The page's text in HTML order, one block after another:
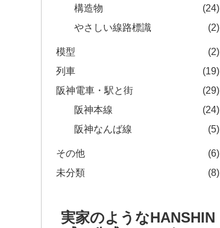
構造物
(24)
やさしい線路標識
(2)
模型
(2)
列車
(19)
阪神電車・駅と街
(29)
阪神本線
(24)
阪神なんば線
(5)
その他
(6)
未分類
(8)
実家のようなHANSHIN